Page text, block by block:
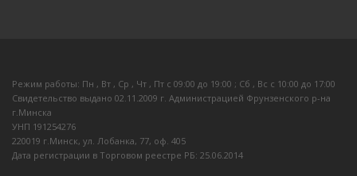
Режим работы: Пн , Вт , Ср , Чт , Пт c 09:00 до 19:00 ; Сб , Вс c 10:00 до 17:00
Свидетельство выдано 02.11.2009 г. Администрацией Фрунзенского р-на
г.Минска
УНП 191254276
220019 г.Минск, ул. Лобанка, 77, оф. 405
Дата регистрации в Торговом реестре РБ: 25.06.2014